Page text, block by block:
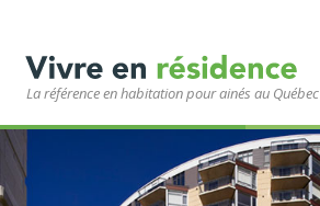
La référence en habitation pour ainés au Québec